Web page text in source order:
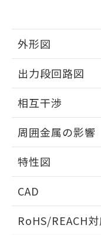
外形図
外形図
出力段回路図
出力段回路図
相互干渉
相互干渉
周囲金属の影響
周囲金属の影響
特性図
検出物体の大きさと材
CAD
ドすることがで
RoHS/REACH
※当社
の共同
用者の
とができます
EU RoHS指
51物質の非含
※本証明書は
ものではあり
また、
物質の対応で
欄に対応日を
既に当社に
しているこ
す。